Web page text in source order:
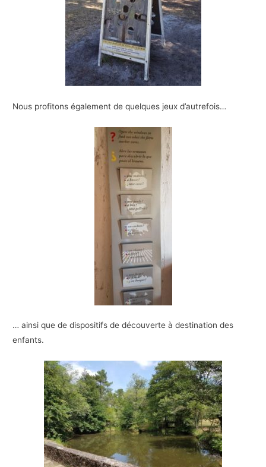
Nous profitons également de quelques jeux d’autrefois…
… ainsi que de dispositifs de découverte à destination des
enfants.